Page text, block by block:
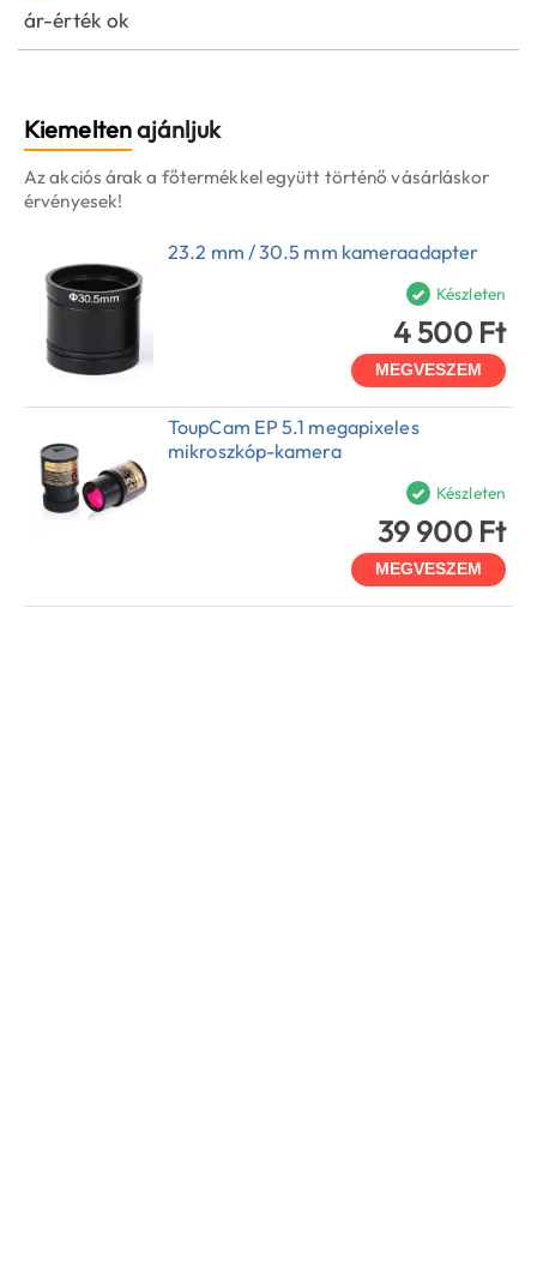
ár-érték ok
Kiemeltenajánljuk
Az akciós árak a főtermékkel együtt történő vásárláskor
érvényesek!
23.2 mm / 30.5 mm kameraadapter
Készleten
4 500 Ft
MEGVESZEM
ToupCam EP 5.1 megapixeles
mikroszkóp-kamera
Készleten
39 900 Ft
MEGVESZEM